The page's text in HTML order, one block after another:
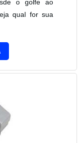
o golfe ao
qual for sua